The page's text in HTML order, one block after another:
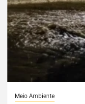
Meio Ambiente